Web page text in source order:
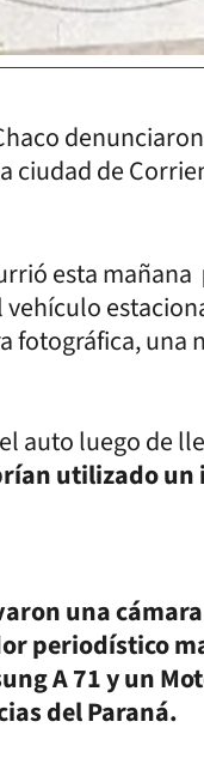
ciudad de
esta mañana
fotográfica,
auto luego de
utilizado un
una
periodístico
A 71 y un
del Paraná.